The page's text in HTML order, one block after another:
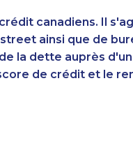
canadiens. Il
ainsi que de
la dette auprès
de crédit et le